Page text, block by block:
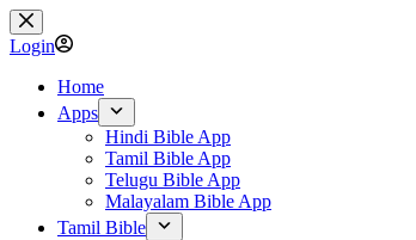
Skip
to
content
Login
Home
Apps
Hindi Bible App
Tamil Bible App
Telugu Bible App
Malayalam Bible App
Tamil Bible